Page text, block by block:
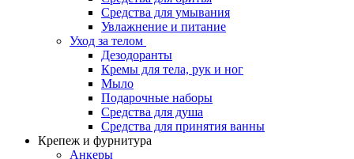
Средства для умывания
Увлажнение и питание
Уход за телом
Дезодоранты
Кремы для тела, рук и ног
Мыло
Подарочные наборы
Средства для душа
Средства для принятия ванны
Крепеж и фурнитура
Анкеры